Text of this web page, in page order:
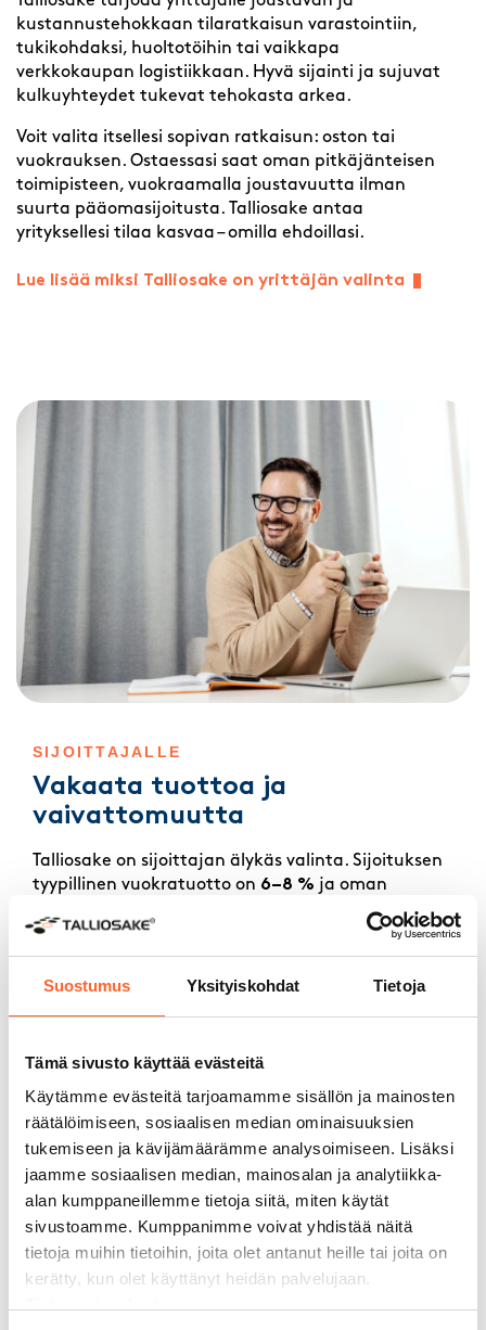
Suostumus Yksityiskohdat Tietoja
Tämä sivusto käyttää evästeitä
Käytämme evästeitä tarjoamamme sisällön ja mainosten
räätälöimiseen, sosiaalisen median ominaisuuksien
tukemiseen ja kävijämäärämme analysoimiseen. Lisäksi
jaamme sosiaalisen median, mainosalan ja analytiikka-
alan kumppaneillemme tietoja siitä, miten käytät
sivustoamme. Kumppanimme voivat yhdistää näitä
tietoja muihin tietoihin, joita olet antanut heille tai joita on
kerätty, kun olet käyttänyt heidän palvelujaan.
kustannustehokkaan tilaratkaisun varastointiin,
tukikohdaksi, huoltotöihin tai vaikkapa
verkkokaupan logistiikkaan. Hyvä sijainti ja sujuvat
kulkuyhteydet tukevat tehokasta arkea.
Voit valita itsellesi sopivan ratkaisun: oston tai
vuokrauksen. Ostaessasi saat oman pitkäjänteisen
toimipisteen, vuokraamalla joustavuutta ilman
suurta pääomasijoitusta. Talliosake antaa
yrityksellesi tilaa kasvaa – omilla ehdoillasi.
Lue lisää miksi Talliosake on yrittäjän valinta
SIJOITTAJALLE
Vakaata tuottoa ja
vaivattomuutta
Talliosake on sijoittajan älykäs valinta. Sijoituksen
tyypillinen vuokratuotto on 6–8 % ja oman
. Uudet ja laadukkaat
tilat ovat sijoittajalle vaivattomia, ja niiden ylläpito
on edullista. Halutessasi voit ulkoistaa vuokrauksen
täysin ammattimaiselle Talliosakkeen
Miksi valitaTalliosake?
6 000+ asiakasta